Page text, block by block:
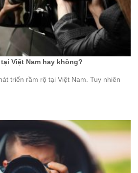
Việt Nam hay không?
triển rầm rộ tại Việt Nam. Tuy nhiên